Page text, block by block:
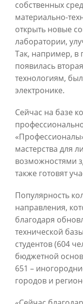
собственных
материально-
открыть новые
лаборатории,
Так, например, в
появилась
технологиям,
электронике.
Сейчас на базе
мастерства для
возможностями
также готовят
Популярность
направления,
благодаря
технической
студентов (604
бюджетной
651 –
городов и